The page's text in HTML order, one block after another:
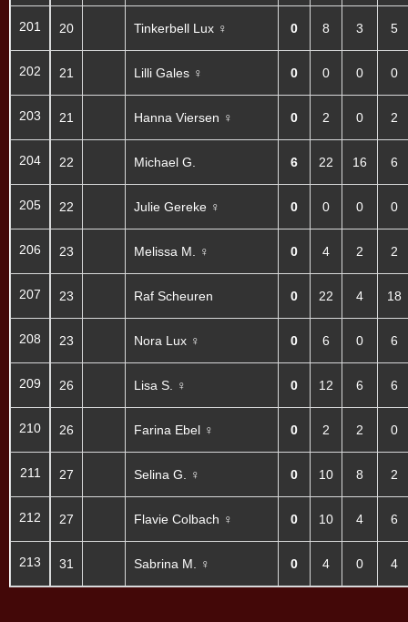
201
202
203
204
205
206
207
208
209
210
211
212
213
20 Tinkerbell Lux ♀ 0 8 3 5
21 Lilli Gales ♀ 0 0 0 0
21 Hanna Viersen ♀ 0 2 0 2
22 Michael G. 6 22 16 6
22 Julie Gereke ♀ 0 0 0 0
23 Melissa M. ♀ 0 4 2 2
23 Raf Scheuren 0 22 4 18
23 Nora Lux ♀ 0 6 0 6
26 Lisa S. ♀ 0 12 6 6
26 Farina Ebel ♀ 0 2 2 0
27 Selina G. ♀ 0 10 8 2
27 Flavie Colbach ♀ 0 10 4 6
31 Sabrina M. ♀ 0 4 0 4